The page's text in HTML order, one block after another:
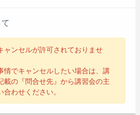
ャンセルが許可されておりませ
情でキャンセルしたい場合は、講
載の『問合せ先』から講習会の主
わせください。